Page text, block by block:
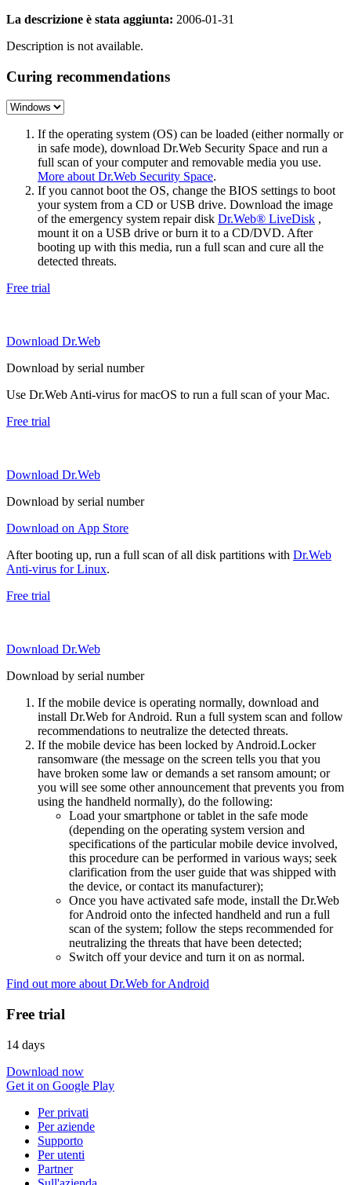
La descrizione è stata aggiunta: 2006-01-31
Description is not available.
Curing recommendations
If the operating system (OS) can be loaded (either normally or
in safe mode), download Dr.Web Security Space and run a
full scan of your computer and removable media you use.
More about Dr.Web Security Space.
If you cannot boot the OS, change the BIOS settings to boot
your system from a CD or USB drive. Download the image
of the emergency system repair disk Dr.Web® LiveDisk ,
mount it on a USB drive or burn it to a CD/DVD. After
booting up with this media, run a full scan and cure all the
detected threats.
Free trial
Download Dr.Web
Download by serial number
Use Dr.Web Anti-virus for macOS to run a full scan of your Mac.
Free trial
Download Dr.Web
Download by serial number
Download on App Store
After booting up, run a full scan of all disk partitions with Dr.Web
Anti-virus for Linux.
Free trial
Download Dr.Web
Download by serial number
If the mobile device is operating normally, download and
install Dr.Web for Android. Run a full system scan and follow
recommendations to neutralize the detected threats.
If the mobile device has been locked by Android.Locker
ransomware (the message on the screen tells you that you
have broken some law or demands a set ransom amount; or
you will see some other announcement that prevents you from
using the handheld normally), do the following:
Load your smartphone or tablet in the safe mode
(depending on the operating system version and
specifications of the particular mobile device involved,
this procedure can be performed in various ways; seek
clarification from the user guide that was shipped with
the device, or contact its manufacturer);
Once you have activated safe mode, install the Dr.Web
for Android onto the infected handheld and run a full
scan of the system; follow the steps recommended for
neutralizing the threats that have been detected;
Switch off your device and turn it on as normal.
Find out more about Dr.Web for Android
Free trial
14 days
Download now
Get it on Google Play
Per privati
Per aziende
Supporto
Per utenti
Partner